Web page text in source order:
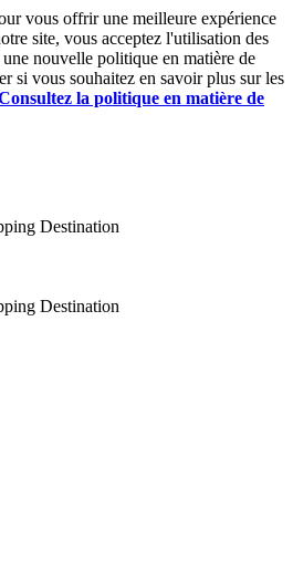
vous offrir une meilleure expérience
site, vous acceptez l'utilisation des
nouvelle politique en matière de
si vous souhaitez en savoir plus sur les
la politique en matière de
Destination
Destination